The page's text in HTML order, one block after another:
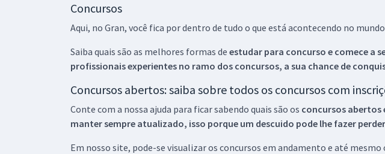
Concursos
Aqui, no Gran, você fica por dentro de tudo o que está acontecendo no
Saiba quais são as melhores formas de estudar para concurso e comece a
profissionais experientes no ramo dos concursos, a sua chance de
Concursos abertos: saiba sobre todos os concursos com
Conte com a nossa ajuda para ficar sabendo quais são os concursos abertos
manter sempre atualizado, isso porque um descuido pode lhe fazer
Em nosso site, pode-se visualizar os concursos em andamento e até